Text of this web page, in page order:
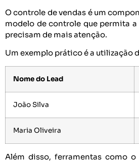
O controle de vendas é um
modelo de controle que permita
precisam de mais atenção.
Um exemplo prático é a utilização
Nome do Lead
João Silva
Maria Oliveira
Além disso, ferramentas como